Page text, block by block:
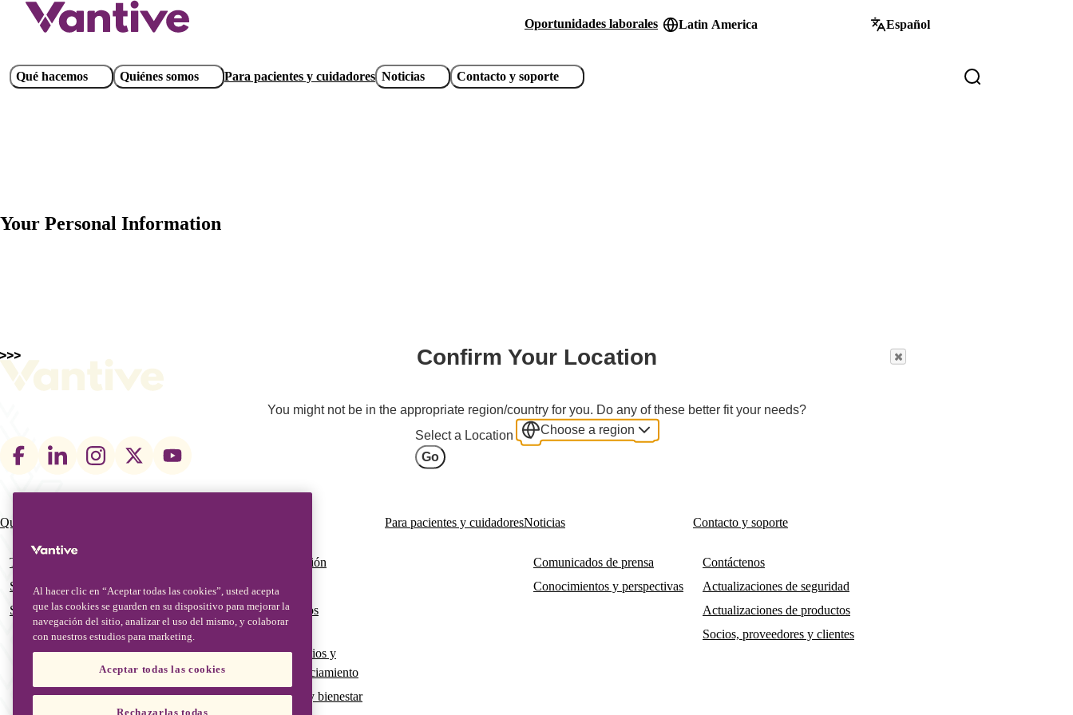
Pasar
principal
Header
links
Oportunidades laborales Latin America Español
Main
Qué hacemos Quiénes somos Para pacientes y cuidadores Noticias Contacto y soporte
Your Personal Information
Footer
Main
navigation
Qué hacemos
Terapias
Soluciones digitales
Servicios avanzados y educación
Nuestro equipo de gestión
Nuestra historia global
Calidad global y asuntos
regulatorios
Subvenciones, patrocinios y
oportunidades de financiamiento
Pertenencia, inclusión y bienestar
Para pacientes y cuidadoresNoticias
Comunicados de prensa
Conocimientos y perspectivas
Contacto y soporte
Contáctenos
Actualizaciones de seguridad
Actualizaciones de productos
Socios, proveedores y clientes
Al hacer clic en “Aceptar todas las cookies”, usted acepta
que las cookies se guarden en su dispositivo para mejorar la
navegación del sitio, analizar el uso del mismo, y colaborar
con nuestros estudios para marketing.
Aceptar todas las cookies
Rechazarlas todas
Confirm Your Location
You might not be in the appropriate region/country for you. Do any of these better fit your needs?
Select a Location
Choose a region
Go